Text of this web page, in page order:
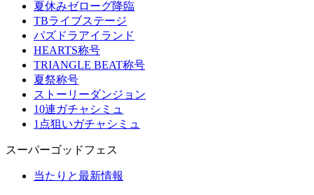
夏休みゼローグ降臨
TBライブステージ
パズドラアイランド
HEARTS称号
TRIANGLE BEAT称号
夏祭称号
ストーリーダンジョン
10連ガチャシミュ
1点狙いガチャシミュ
スーパーゴッドフェス
当たりと最新情報